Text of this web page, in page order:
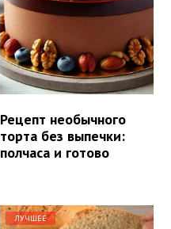
Рецепт необычного
торта без выпечки:
полчаса и готово
ЛУЧШЕЕ